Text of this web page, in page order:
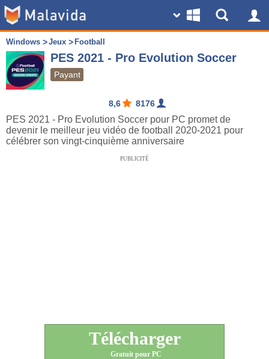
Windows Jeux Football
PES 2021 - Pro Evolution Soccer
Payant
8,6 8176
PES 2021 - Pro Evolution Soccer pour PC promet de
devenir le meilleur jeu vidéo de football 2020-2021 pour
célébrer son vingt-cinquième anniversaire
PUBLICITÉ
Télécharger
Gratuit pour PC